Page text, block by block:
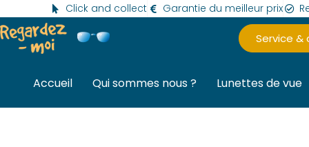
Click and collect Garantie du meilleur prix
Service
Accueil Qui sommes nous ? Lunettes de vue